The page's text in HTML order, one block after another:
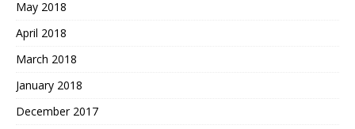
May 2018
April 2018
March 2018
January 2018
December 2017